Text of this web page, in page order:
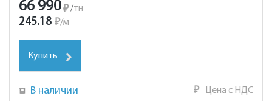
66 990₽ /тн
245.18 ₽/м
Купить
В наличии ₽ Цена с НДС